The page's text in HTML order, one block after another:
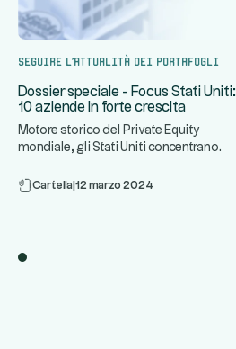
Seguire l'attualità dei portafogli
Dossier speciale - Focus Stati Uniti:
10 aziende in forte crescita
Motore storico del Private Equity
mondiale, gli Stati Uniti concentrano
Cartella 12 marzo 2024